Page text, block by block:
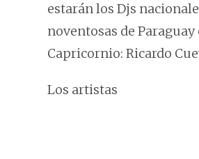
estarán los Djs
noventosas de
Capricornio: Ricardo
Los artistas